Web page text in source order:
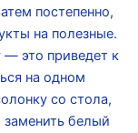
постепенно,
на полезные.
— это приведет к
на одном
со стола,
белый